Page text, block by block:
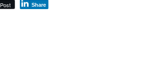
Post Share